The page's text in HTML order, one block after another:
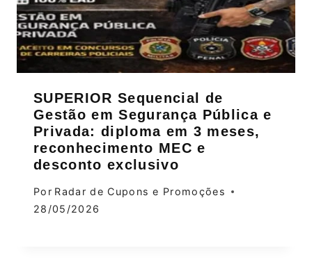
SUPERIOR Sequencial de
Gestão em Segurança Pública e
Privada: diploma em 3 meses,
reconhecimento MEC e
desconto exclusivo
Por Radar de Cupons e Promoções
28/05/2026